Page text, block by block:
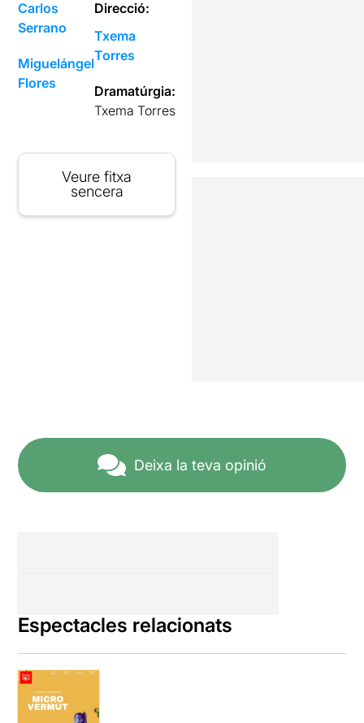
Carlos
Serrano
Miguelángel
Flores
Direcció:
Txema
Torres
Dramatúrgia:
Txema Torres
Veure fitxa
sencera
Deixa la teva opinió
Espectacles relacionats